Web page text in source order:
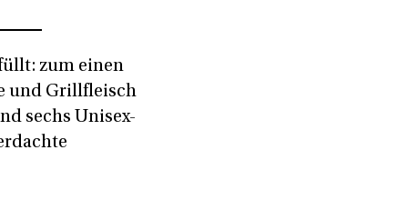
zum einen
und Grillfleisch
sechs Unisex-